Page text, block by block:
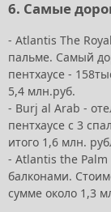
6. Самые
- Atlantis The
пальме. Самый
пентхаусе -
5,4 млн.руб.
- Burj al Arab -
пентхаусе с 3
итого 1,6 млн.
- Atlantis the
балконами.
сумме около 1,3